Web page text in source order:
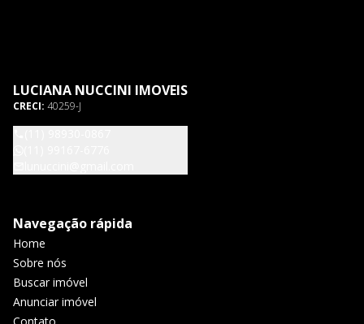
LUCIANA NUCCINI IMOVEIS
CRECI: 40259-J
Navegação rápida
Home
Sobre nós
Buscar imóvel
Anunciar imóvel